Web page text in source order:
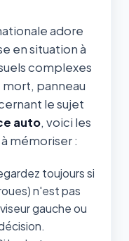
adore
en situation à
complexes
panneau
le sujet
auto, voici les
mémoriser :
toujours si
n'est pas
gauche ou